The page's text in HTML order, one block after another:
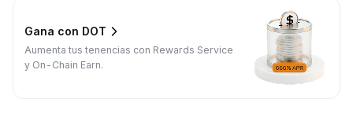
Gana con DOT
Aumenta tus tenencias con Rewards Service
y On-Chain Earn.